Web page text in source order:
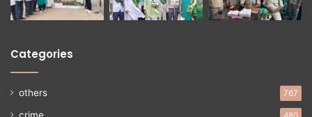
Categories
others 767